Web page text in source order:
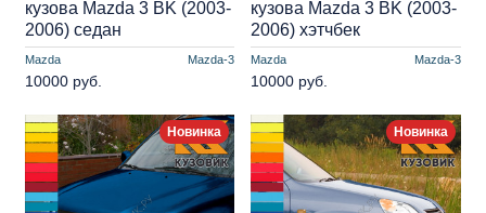
Mazda Mazda-3
кузова Mazda 3 BK (2003-
2006) седан
10000 руб.
Mazda Mazda-3
кузова Mazda 3 BK (2003-
2006) хэтчбек
10000 руб.
Новинка Новинка